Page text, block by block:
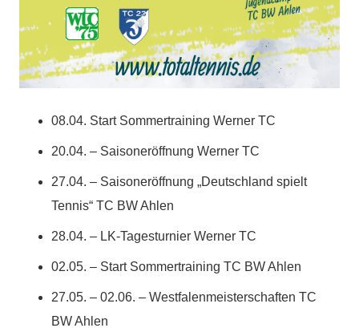
08.04. Start Sommertraining Werner TC
20.04. – Saisoneröffnung Werner TC
27.04. – Saisoneröffnung „Deutschland spielt
Tennis“ TC BW Ahlen
28.04. – LK-Tagesturnier Werner TC
02.05. – Start Sommertraining TC BW Ahlen
27.05. – 02.06. – Westfalenmeisterschaften TC
BW Ahlen